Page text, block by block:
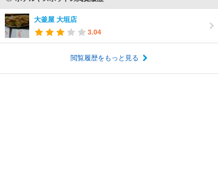
大釜屋 大垣店
3.04
閲覧履歴をもっと見る